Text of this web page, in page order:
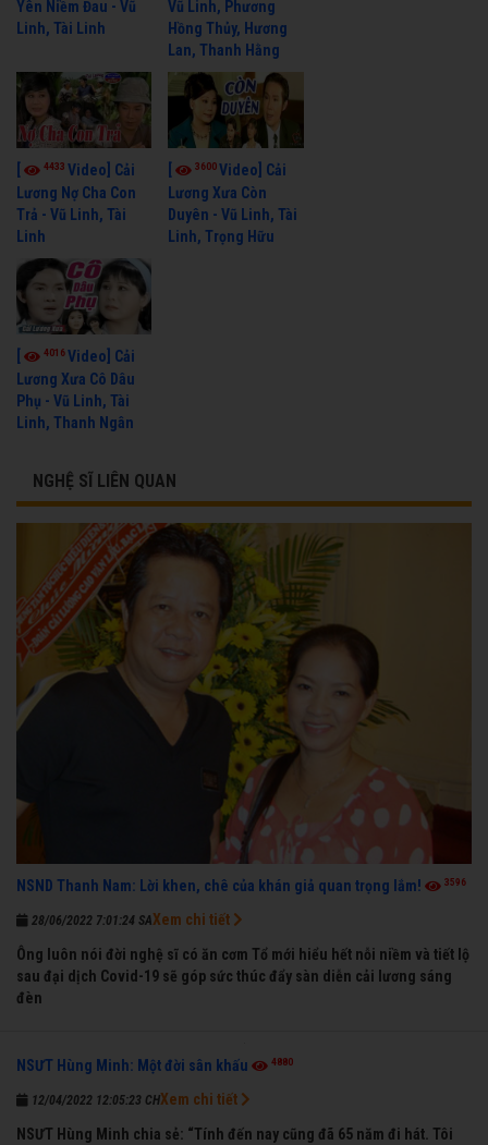
Yên Niềm Đau - Vũ
Linh, Tài Linh
Vũ Linh, Phương
Hồng Thủy, Hương
Lan, Thanh Hằng
4433 Video] Cải
Lương Nợ Cha Con
Trả - Vũ Linh, Tài
Linh
3600Video] Cải
Lương Xưa Còn
Duyên - Vũ Linh, Tài
Linh, Trọng Hữu
[ 4016Video] Cải
Lương Xưa Cô Dâu
Phụ - Vũ Linh, Tài
Linh, Thanh Ngân
NGHỆ SĨ LIÊN QUAN
NSND Thanh Nam: Lời khen, chê của khán giả quan trọng lắm! 3596
28/06/2022 7:01:24 SA
Ông luôn nói đời nghệ sĩ có ăn cơm Tổ mới hiểu hết nỗi niềm và tiết lộ
sau đại dịch Covid-19 sẽ góp sức thúc đẩy sàn diễn cải lương sáng
đèn
Xem chi tiết
NSƯT Hùng Minh: Một đời sân khấu 4880
12/04/2022 12:05:23 CH
NSƯT Hùng Minh chia sẻ: “Tính đến nay cũng đã 65 năm đi hát. Tôi
Xem chi tiết